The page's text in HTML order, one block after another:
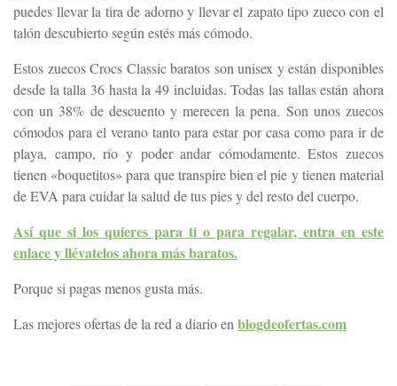
puedes llevar la tira de adorno y llevar el zapato tipo zueco con el
talón descubierto según estés más cómodo.
Estos zuecos Crocs Classic baratos son unisex y están disponibles
desde la talla 36 hasta la 49 incluidas. Todas las tallas están ahora
con un 38% de descuento y merecen la pena. Son unos zuecos
cómodos para el verano tanto para estar por casa como para ir de
playa, campo, río y poder andar cómodamente. Estos zuecos
tienen «boquetitos» para que transpire bien el pie y tienen material
de EVA para cuidar la salud de tus pies y del resto del cuerpo.
Así que si los quieres para ti o para regalar, entra en este
enlace y llévatelos ahora más baratos.
Porque si pagas menos gusta más.
Las mejores ofertas de la red a diario en blogdeofertas.com